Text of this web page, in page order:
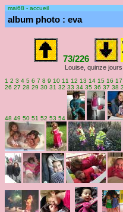
mai68 - accueil
album photo : eva
73/226
Louise, quinze
1 2 3 4 5 6 7 8 9 10 11 12 13 14 15 16 17
26 27 28 29 30 31 32 33 34 35 36 37 38
48 49 50 51 52 53 54